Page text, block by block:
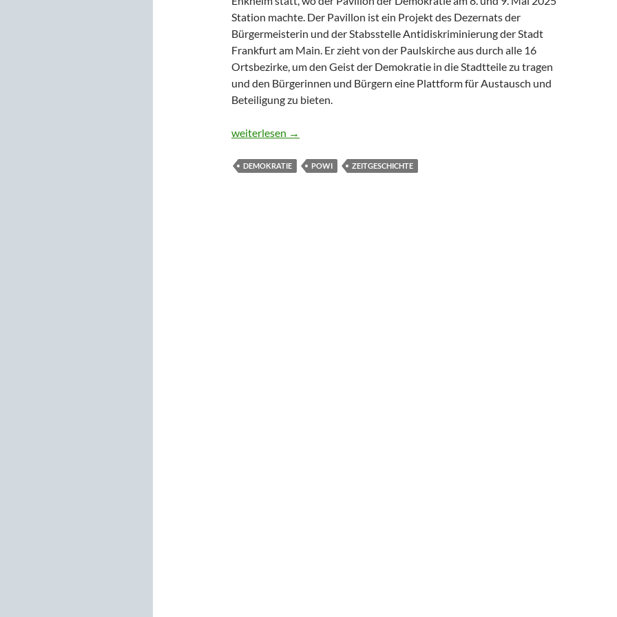
Station machte. Der Pavillon ist ein Projekt des Dezernats der
Bürgermeisterin und der Stabsstelle Antidiskriminierung der Stadt
Frankfurt am Main. Er zieht von der Paulskirche aus durch alle 16
Ortsbezirke, um den Geist der Demokratie in die Stadtteile zu tragen
und den Bürgerinnen und Bürgern eine Plattform für Austausch und
Beteiligung zu bieten.
„Lass mal reden!“ – Die Schule am Ried beim Pavillon der Demokratie in Bergen-
weiterlesen →
DEMOKRATIE POWI ZEITGESCHICHTE